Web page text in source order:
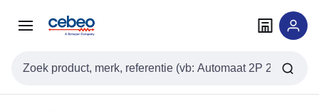
naar
naar
Zoekveld invoer